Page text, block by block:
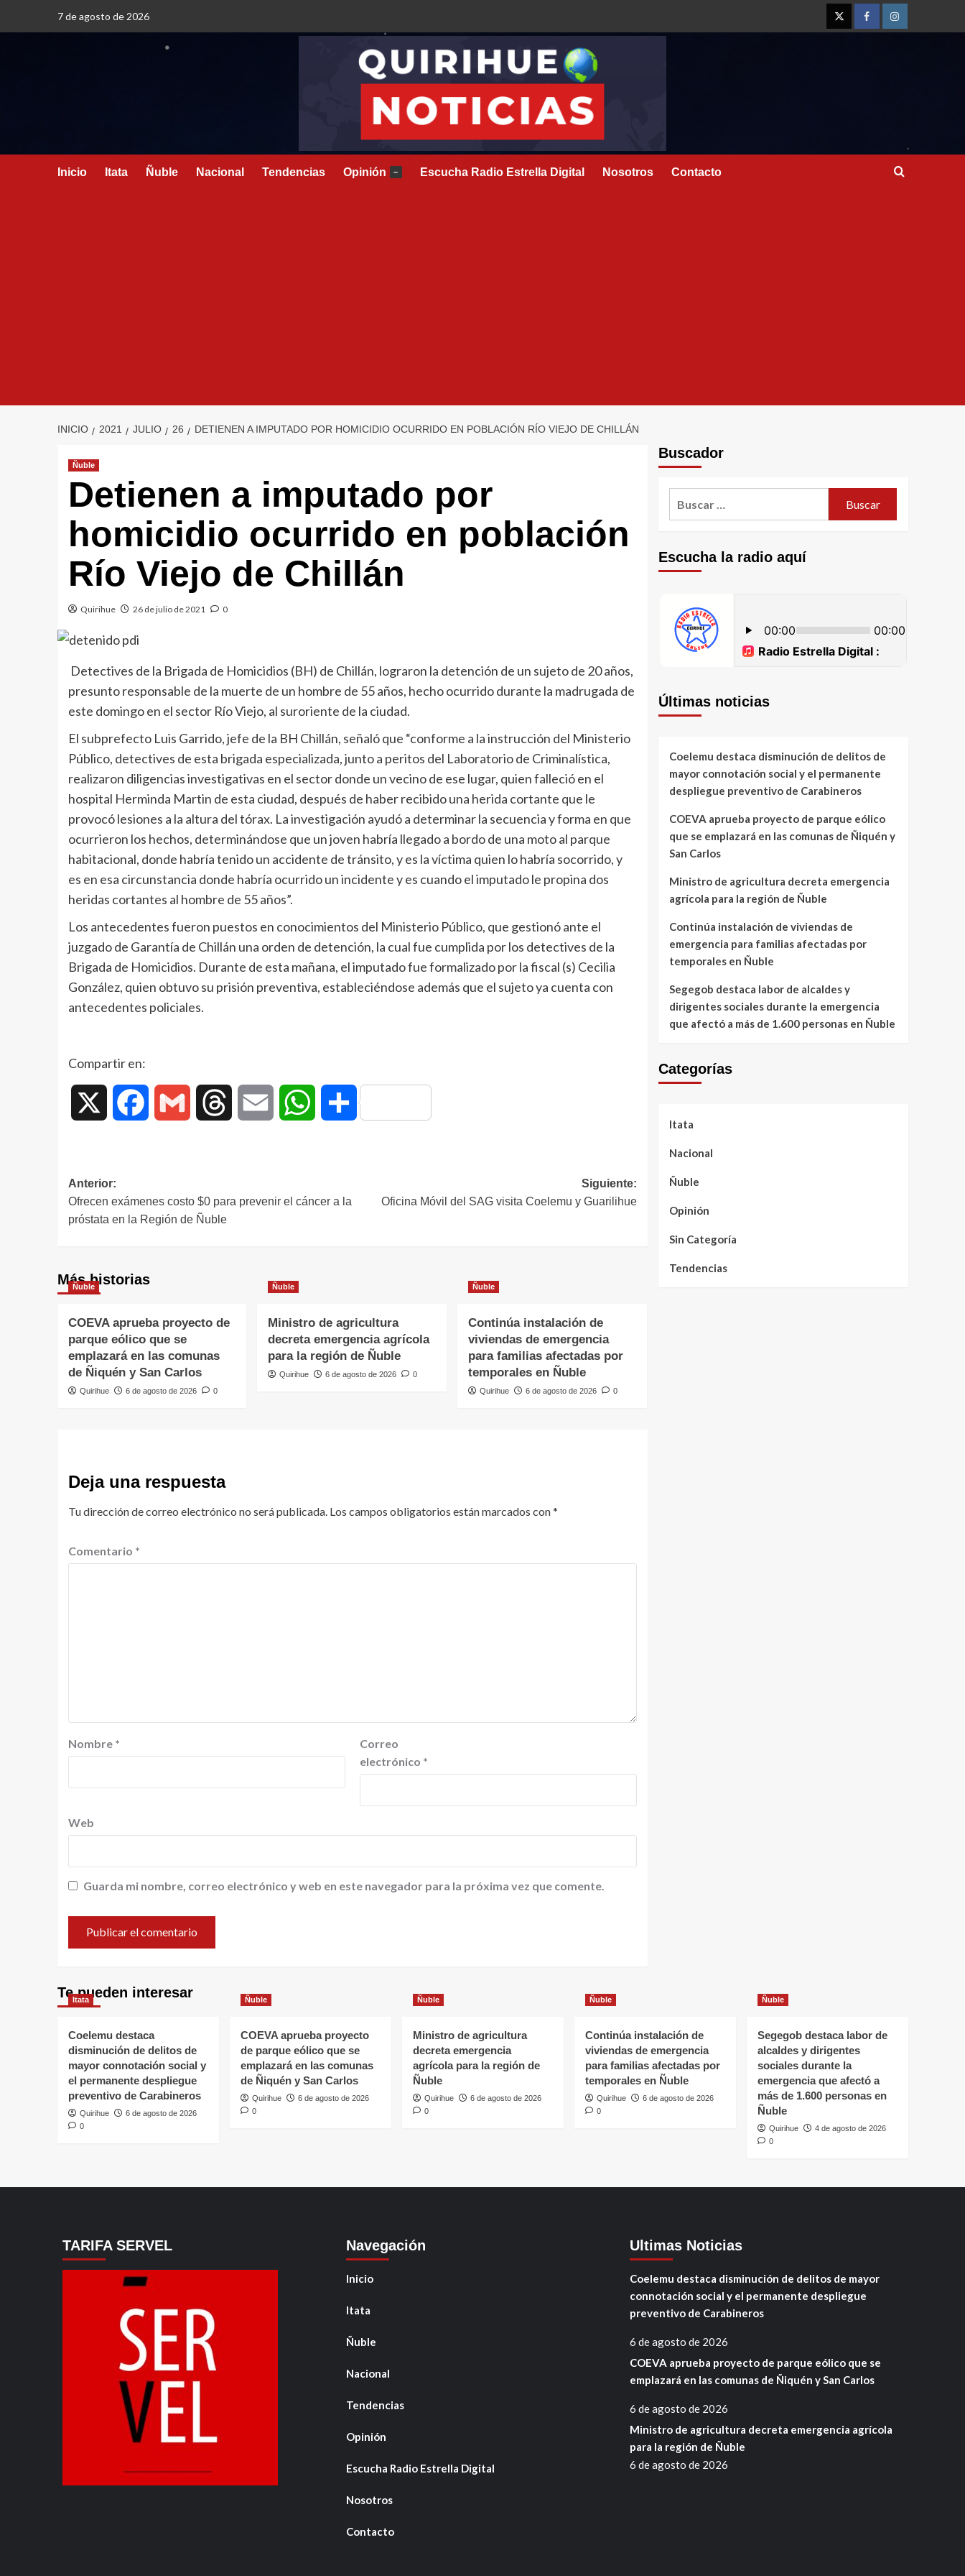
7 de agosto de 2026
Inicio Itata Ñuble Nacional Tendencias Opinión – Escucha Radio Estrella Digital Nosotros Contacto
INICIO 2021 JULIO 26 DETIENEN A IMPUTADO POR HOMICIDIO OCURRIDO EN POBLACIÓN RÍO VIEJO DE CHILLÁN
Ñuble
Detienen a imputado por
homicidio ocurrido en población
Río Viejo de Chillán
Quirihue 26 de julio de 2021 0
Detectives de la Brigada de Homicidios (BH) de Chillán, lograron la detención de un sujeto de 20 años,
presunto responsable de la muerte de un hombre de 55 años, hecho ocurrido durante la madrugada de
este domingo en el sector Río Viejo, al suroriente de la ciudad.
El subprefecto Luis Garrido, jefe de la BH Chillán, señaló que “conforme a la instrucción del Ministerio
Público, detectives de esta brigada especializada, junto a peritos del Laboratorio de Criminalística,
realizaron diligencias investigativas en el sector donde un vecino de ese lugar, quien falleció en el
hospital Herminda Martin de esta ciudad, después de haber recibido una herida cortante que le
provocó lesiones a la altura del tórax. La investigación ayudó a determinar la secuencia y forma en que
ocurrieron los hechos, determinándose que un joven habría llegado a bordo de una moto al parque
habitacional, donde habría tenido un accidente de tránsito, y es la víctima quien lo habría socorrido, y
es en esa circunstancia donde habría ocurrido un incidente y es cuando el imputado le propina dos
heridas cortantes al hombre de 55 años”.
Los antecedentes fueron puestos en conocimientos del Ministerio Público, que gestionó ante el
juzgado de Garantía de Chillán una orden de detención, la cual fue cumplida por los detectives de la
Brigada de Homicidios. Durante de esta mañana, el imputado fue formalizado por la fiscal (s) Cecilia
González, quien obtuvo su prisión preventiva, estableciéndose además que el sujeto ya cuenta con
antecedentes policiales.
Compartir en:
Facebook Gmail Threads Email WhatsAppCompartir
Anterior:
Ofrecen exámenes costo $0 para prevenir el cáncer a la
próstata en la Región de Ñuble
Siguiente:
Oficina Móvil del SAG visita Coelemu y Guarilihue
Más historias
Ñuble
COEVA aprueba proyecto de
parque eólico que se
emplazará en las comunas
de Ñiquén y San Carlos
Quirihue 6 de agosto de 2026 0
Ñuble
Ministro de agricultura
decreta emergencia agrícola
para la región de Ñuble
Quirihue 6 de agosto de 2026 0
Ñuble
Continúa instalación de
viviendas de emergencia
para familias afectadas por
temporales en Ñuble
Quirihue 6 de agosto de 2026 0
Deja una respuesta
Tu dirección de correo electrónico no será publicada. Los campos obligatorios están marcados con*
Comentario *
Nombre *
Correo
electrónico *
Web
Guarda mi nombre, correo electrónico y web en este navegador para la próxima vez que comente.
Buscador
Escucha la radio aquí
Últimas noticias
Coelemu destaca disminución de delitos de
mayor connotación social y el permanente
despliegue preventivo de Carabineros
COEVA aprueba proyecto de parque eólico
que se emplazará en las comunas de Ñiquén y
San Carlos
Ministro de agricultura decreta emergencia
agrícola para la región de Ñuble
Continúa instalación de viviendas de
emergencia para familias afectadas por
temporales en Ñuble
Segegob destaca labor de alcaldes y
dirigentes sociales durante la emergencia
que afectó a más de 1.600 personas en Ñuble
Categorías
Itata
Nacional
Ñuble
Opinión
Sin Categoría
Tendencias
Te pueden interesar
Itata
Coelemu destaca
disminución de delitos de
mayor connotación social y
el permanente despliegue
preventivo de Carabineros
Quirihue
6 de agosto de 2026
0
Ñuble
COEVA aprueba proyecto
de parque eólico que se
emplazará en las comunas
de Ñiquén y San Carlos
Quirihue
6 de agosto de 2026
0
Ñuble
Ministro de agricultura
decreta emergencia
agrícola para la región de
Ñuble
Quirihue
6 de agosto de 2026
0
Ñuble
Continúa instalación de
viviendas de emergencia
para familias afectadas por
temporales en Ñuble
Quirihue
6 de agosto de 2026
0
Ñuble
Segegob destaca labor de
alcaldes y dirigentes
sociales durante la
emergencia que afectó a
más de 1.600 personas en
Ñuble
Quirihue
4 de agosto de 2026
0
TARIFA SERVEL Navegación
Inicio
Itata
Ñuble
Nacional
Tendencias
Opinión
Escucha Radio Estrella Digital
Nosotros
Contacto
Ultimas Noticias
Coelemu destaca disminución de delitos de mayor
connotación social y el permanente despliegue
preventivo de Carabineros
6 de agosto de 2026
COEVA aprueba proyecto de parque eólico que se
emplazará en las comunas de Ñiquén y San Carlos
6 de agosto de 2026
Ministro de agricultura decreta emergencia agrícola
para la región de Ñuble
6 de agosto de 2026